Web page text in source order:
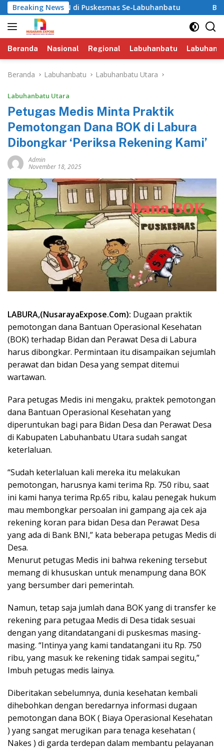
Langsung
ke
konten
Breaking News
JKN di Puskesmas Se-Labuhanbatu‎‎ ‎Bapenda
Beranda Nasional Regional Labuhanbatu
Beranda Labuhanbatu Labuhanbatu Utara
Labuhanbatu Utara
Petugas Medis Minta Praktik
Pemotongan Dana BOK di Labura
Dibongkar ‘Periksa Rekening Kami’
Admin
November 18, 2025
LABURA,(NusarayaExpose.Com): Dugaan praktik
pemotongan dana Bantuan Operasional Kesehatan
(BOK) terhadap Bidan dan Perawat Desa di Labura
harus dibongkar. Permintaan itu disampaikan sejumlah
perawat dan bidan Desa yang sempat ditemui
wartawan.
Para petugas Medis ini mengaku, praktek pemotongan
dana Bantuan Operasional Kesehatan yang
diperuntukan bagi para Bidan Desa dan Perawat Desa
di Kabupaten Labuhanbatu Utara sudah sangat
keterlaluan.
“Sudah keterlaluan kali mereka itu melakukan
pemotongan, harusnya kami terima Rp. 750 ribu, saat
ini kami hanya terima Rp.65 ribu, kalau penegak hukum
mau membongkar persoalan ini gampang aja cek aja
rekening koran para bidan Desa dan Perawat Desa
yang ada di Bank BNI,” kata beberapa petugas Medis di
Desa.
Menurut petugas Medis ini bahwa rekening tersebut
memang di khususkan untuk menampung dana BOK
yang bersumber dari pemerintah.
Namun, tetap saja jumlah dana BOK yang di transfer ke
rekening para petugaa Medis di Desa tidak sesuai
dengan yang ditandatangani di puskesmas masing-
masing. “Intinya yang kami tandatangani itu Rp. 750
ribu, yang masuk ke rekening tidak sampai segitu,”
Imbuh petugas medis lainya.
Diberitakan sebelumnya, dunia kesehatan kembali
dihebohkan dengan beredarnya informasi dugaan
pemotongan dana BOK ( Biaya Operasional Kesehatan
) yang sangat merugikan para tenaga kesehatan (
Nakes ) di garda terdepan dalam membantu pelayanan